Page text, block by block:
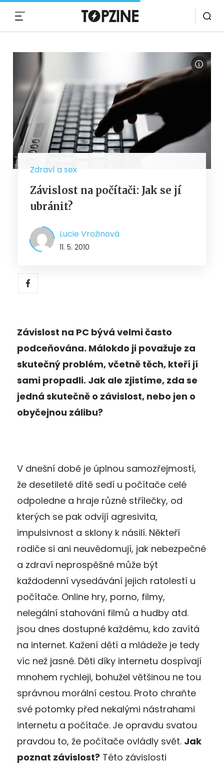
Zdraví a sex
Závislost na počítači: Jak se jí
ubránit?
Lucie Vrožinová
11. 5. 2010
Závislost na PC bývá velmi často
podceňována. Málokdo ji považuje za
skutečný problém, včetně těch, kteří jí
sami propadli. Jak ale zjistíme, zda se
jedná skutečně o závislost, nebo jen o
obyčejnou zálibu?
V dnešní době je úplnou samozřejmostí,
že desetileté dítě sedí u počítače celé
odpoledne a hraje různé střílečky, od
kterých se pak odvíjí agresivita,
impulsivnost a sklony k násilí. Někteří
rodiče si ani neuvědomují, jak nebezpečné
a zdraví neprospěšné může být
každodenní vysedávání jejich ratolestí u
počítače. Online hry, porno, filmy,
nelegální stahování filmů a hudby atd.
jsou dnes dostupné každému, kdo zavítá
na internet. Kažení dětí a mládeže je tedy
víc než jasné. Děti díky internetu dospívají
mnohem rychleji, bohužel většinou ne tou
správnou morální cestou. Proto chraňte
své potomky před nekalými nástrahami
internetu a počítače. Je opravdu svatou
pravdou to, že počítače ovládly svět. Jak
poznat závislost? Této závislosti